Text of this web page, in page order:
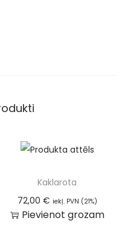
Kaklarota
72,00 € iekļ. PVN (21%)
Pievienot grozam